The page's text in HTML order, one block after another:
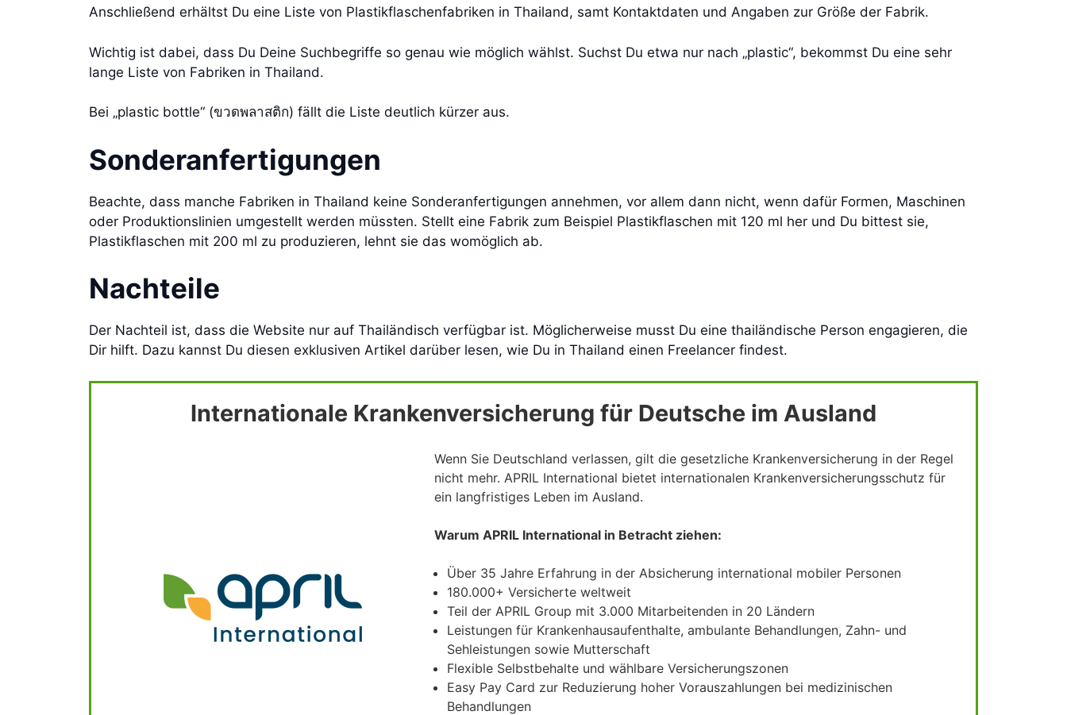
Anschließend erhältst Du eine Liste von Plastikflaschenfabriken in Thailand, samt Kontaktdaten und Angaben zur Größe der Fabrik.
Wichtig ist dabei, dass Du Deine Suchbegriffe so genau wie möglich wählst. Suchst Du etwa nur nach „plastic“, bekommst Du eine sehr
lange Liste von Fabriken in Thailand.
Bei „plastic bottle“ (ขวดพลาสติก) fällt die Liste deutlich kürzer aus.
Sonderanfertigungen
Beachte, dass manche Fabriken in Thailand keine Sonderanfertigungen annehmen, vor allem dann nicht, wenn dafür Formen, Maschinen
oder Produktionslinien umgestellt werden müssten. Stellt eine Fabrik zum Beispiel Plastikflaschen mit 120 ml her und Du bittest sie,
Plastikflaschen mit 200 ml zu produzieren, lehnt sie das womöglich ab.
Nachteile
Der Nachteil ist, dass die Website nur auf Thailändisch verfügbar ist. Möglicherweise musst Du eine thailändische Person engagieren, die
Dir hilft. Dazu kannst Du diesen exklusiven Artikel darüber lesen, wie Du in Thailand einen Freelancer findest.
Internationale Krankenversicherung für Deutsche im Ausland
Wenn Sie Deutschland verlassen, gilt die gesetzliche Krankenversicherung in der Regel
nicht mehr. APRIL International bietet internationalen Krankenversicherungsschutz für
ein langfristiges Leben im Ausland.
Warum APRIL International in Betracht ziehen:
Über 35 Jahre Erfahrung in der Absicherung international mobiler Personen
180.000+ Versicherte weltweit
Teil der APRIL Group mit 3.000 Mitarbeitenden in 20 Ländern
Leistungen für Krankenhausaufenthalte, ambulante Behandlungen, Zahn- und
Sehleistungen sowie Mutterschaft
Flexible Selbstbehalte und wählbare Versicherungszonen
Easy Pay Card zur Reduzierung hoher Vorauszahlungen bei medizinischen
Behandlungen